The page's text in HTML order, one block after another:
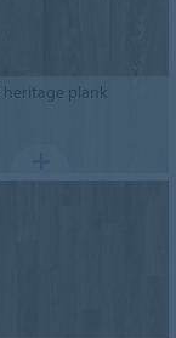
heritage plank